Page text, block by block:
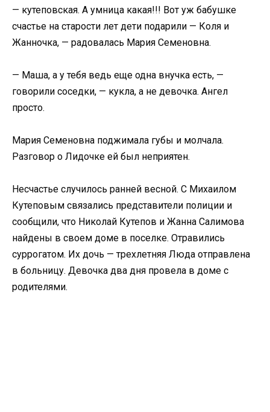
— кутеповская. А умница какая!!! Вот уж бабушке
счастье на старости лет дети подарили — Коля и
Жанночка, — радовалась Мария Семеновна.
— Маша, а у тебя ведь еще одна внучка есть, —
говорили соседки, — кукла, а не девочка. Ангел
просто.
Мария Семеновна поджимала губы и молчала.
Разговор о Лидочке ей был неприятен.
Несчастье случилось ранней весной. С Михаилом
Кутеповым связались представители полиции и
сообщили, что Николай Кутепов и Жанна Салимова
найдены в своем доме в поселке. Отравились
суррогатом. Их дочь — трехлетняя Люда отправлена
в больницу. Девочка два дня провела в доме с
родителями.